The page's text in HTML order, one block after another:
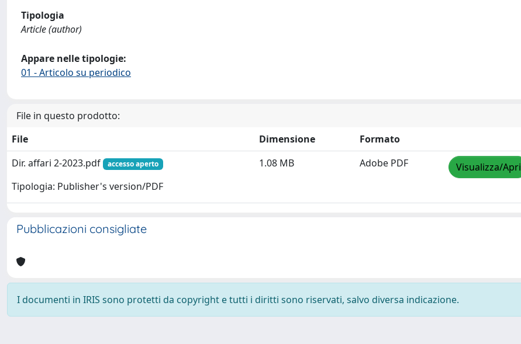
Tipologia
Article (author)
Appare nelle tipologie:
01 - Articolo su periodico
File in questo prodotto:
File
Dimensione
Formato
Dir. affari 2-2023.pdf
accesso aperto
Tipologia: Publisher's version/PDF
1.08 MB Adobe PDF Visualizza/Apri
Pubblicazioni consigliate
I documenti in IRIS sono protetti da copyright e tutti i diritti sono riservati, salvo diversa indicazione.